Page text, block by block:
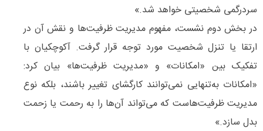
سردرگمی شخصیتی خواهد شد.»
در بخش دوم نشست، مفهوم مدیریت ظرفیت‌ها و نقش آن در
ارتقا یا تنزل شخصیت مورد توجه قرار گرفت. آکوچکیان با
تفکیک بین «امکانات» و «مدیریت ظرفیت‌ها» بیان کرد:
«امکانات به‌تنهایی نمی‌توانند کارگشای تغییر باشند، بلکه نوع
مدیریت ظرفیت‌هاست که می‌تواند آن‌ها را به رحمت یا زحمت
بدل سازد.»